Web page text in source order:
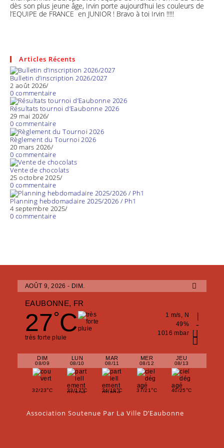
dès son plus jeune âge, Irvin porte aujourd’hui les couleurs de
l’EQUIPE de FRANCE en JUNIOR ! Bravo à toi Irvin !!!!!
Articles Récents
Bulletin d’inscription 2026/2027
2 août 2026/
0 commentaire
Résultats tournoi d’Eaubonne 2026
29 mai 2026/
0 commentaire
Règlement du Tournoi 2026
20 mars 2026/
0 commentaire
Vente de chocolats
25 octobre 2025/
0 commentaire
Planning hebdomadaire 2025/2026 / Ph1
4 septembre 2025/
0 commentaire
AOÛT 9, 2026 - DIM.
EAUBONNE, FR
27°C
très forte pluie
1 m/s, N
49%
1016 mbar
DIM
08/09
LUN
08/10
MAR
08/11
MER
08/12
JEU
08/13
32/23°C 33/17°C 34/18°C 37/21°C 40/25°C
Association Soutenue Par La Ville D’Eaubonne